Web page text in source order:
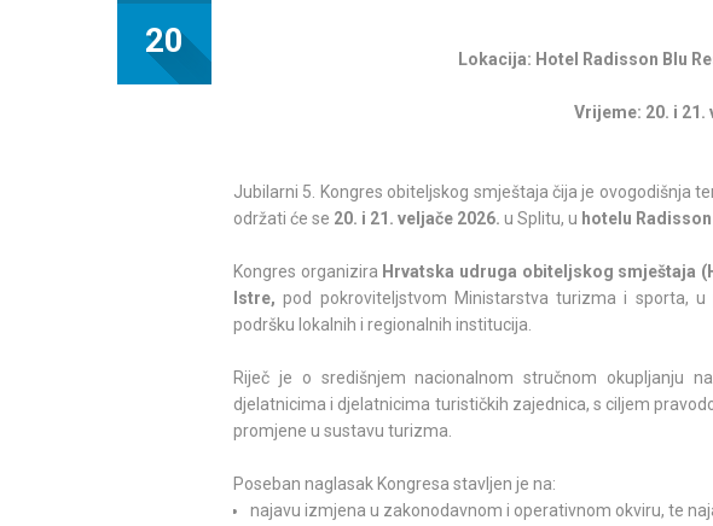
20 Lokacija: Hotel Radisson Blu
Vrijeme: 20. i 21.
Jubilarni 5. Kongres obiteljskog smještaja čija je ovogodišnja
održati će se 20. i 21. veljače 2026. u Splitu, u hotelu
Kongres organizira Hrvatska udruga obiteljskog smještaja
Istre, pod pokroviteljstvom Ministarstva turizma i sporta,
podršku lokalnih i regionalnih institucija.
Riječ je o središnjem nacionalnom stručnom okupljanju
djelatnicima i djelatnicima turističkih zajednica, s ciljem
promjene u sustavu turizma.
Poseban naglasak Kongresa stavljen je na:
najavu izmjena u zakonodavnom i operativnom okviru, te